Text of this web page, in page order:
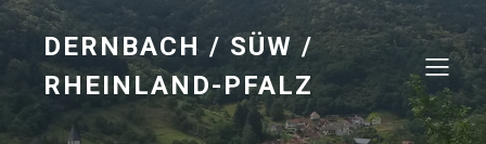
DERNBACH / SÜW /
RHEINLAND-PFALZ